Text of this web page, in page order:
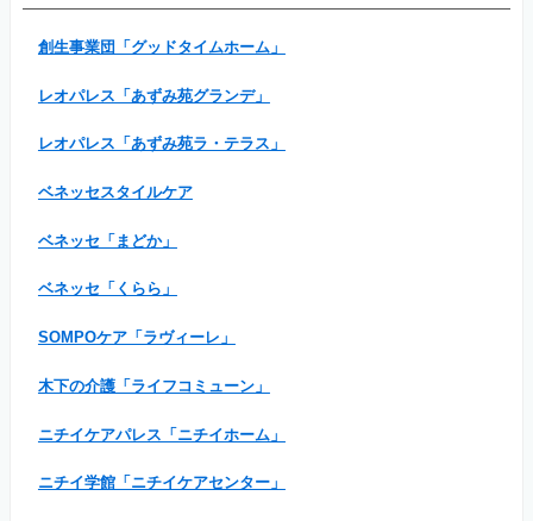
創生事業団「グッドタイムホーム」
レオパレス「あずみ苑グランデ」
レオパレス「あずみ苑ラ・テラス」
ベネッセスタイルケア
ベネッセ「まどか」
ベネッセ「くらら」
SOMPOケア「ラヴィーレ」
木下の介護「ライフコミューン」
ニチイケアパレス「ニチイホーム」
ニチイ学館「ニチイケアセンター」